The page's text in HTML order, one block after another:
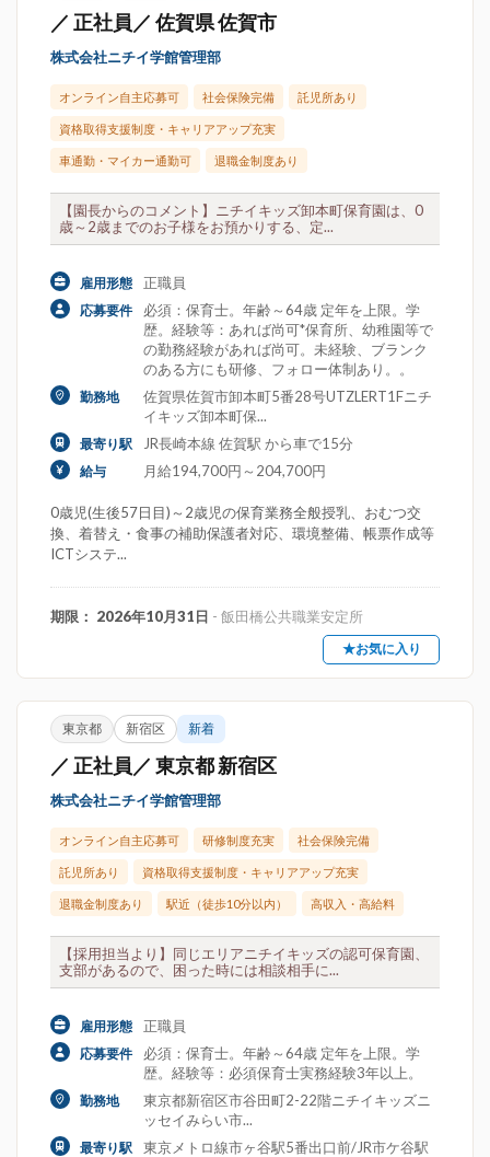
／ 正社員／ 佐賀県 佐賀市
株式会社ニチイ学館管理部
オンライン自主応募可 社会保険完備 託児所あり
資格取得支援制度・キャリアアップ充実
車通勤・マイカー通勤可 退職金制度あり
【園長からのコメント】ニチイキッズ卸本町保育園は、0
歳～2歳までのお子様をお預かりする、定...
雇用形態 正職員
応募要件
必須：保育士。年齢～64歳 定年を上限。学
歴。経験等：あれば尚可*保育所、幼稚園等で
の勤務経験があれば尚可。未経験、ブランク
のある方にも研修、フォロー体制あり。。
勤務地
佐賀県佐賀市卸本町5番28号UTZLERT1Fニチ
イキッズ卸本町保...
最寄り駅 JR長崎本線 佐賀駅 から車で15分
給与 月給194,700円～204,700円
0歳児(生後57日目)～2歳児の保育業務全般授乳、おむつ交
換、着替え・食事の補助保護者対応、環境整備、帳票作成等
ICTシステ...
期限： 2026年10月31日 - 飯田橋公共職業安定所
★お気に入り
東京都 新宿区 新着
／ 正社員／ 東京都 新宿区
株式会社ニチイ学館管理部
オンライン自主応募可 研修制度充実 社会保険完備
託児所あり 資格取得支援制度・キャリアアップ充実
退職金制度あり 駅近（徒歩10分以内） 高収入・高給料
【採用担当より】同じエリアニチイキッズの認可保育園、
支部があるので、困った時には相談相手に...
雇用形態 正職員
応募要件
必須：保育士。年齢～64歳 定年を上限。学
歴。経験等：必須保育士実務経験3年以上。
勤務地
東京都新宿区市谷田町2-22階ニチイキッズニ
ッセイみらい市...
最寄り駅
東京メトロ線市ヶ谷駅5番出口前/JR市ケ谷駅